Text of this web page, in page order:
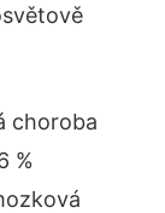
choroba
%